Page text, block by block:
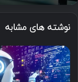
نوشته های مشابه